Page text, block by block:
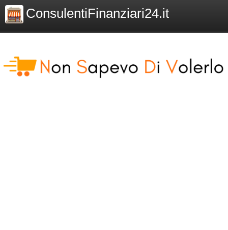
ConsulentiFinanziari24.it